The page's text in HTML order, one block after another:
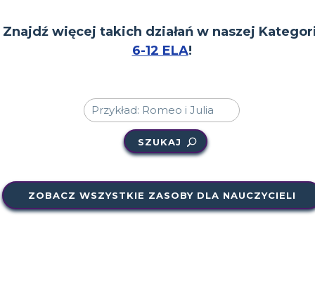
Znajdź więcej takich działań w naszej
6-12 ELA!
SZUKAJ
ZOBACZ WSZYSTKIE ZASOBY DLA NAUCZYCIELI